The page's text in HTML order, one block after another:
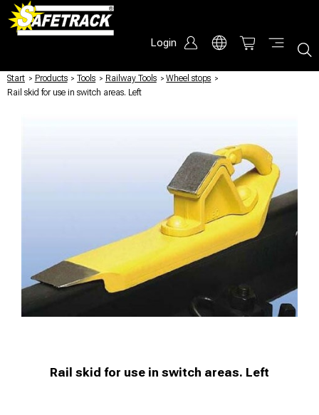
Login
Start / Products / Tools / Railway Tools / Wheel stops /
Rail skid for use in switch areas. Left
Rail skid for use in switch areas. Left